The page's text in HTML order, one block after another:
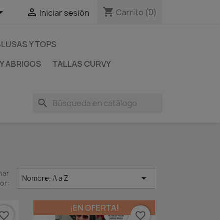
 Iniciar sesión shopping_cart Carrito (0)
Y TOPS
ABRIGOS
TALLAS CURVY
search
Nombre, A a Z 
¡EN OFERTA!
favorite_border